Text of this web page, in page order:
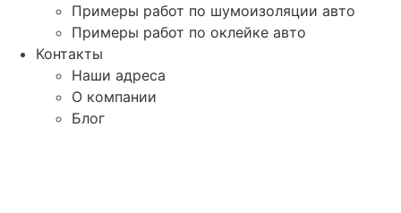
Примеры работ по шумоизоляции авто
Примеры работ по оклейке авто
Контакты
Наши адреса
О компании
Блог